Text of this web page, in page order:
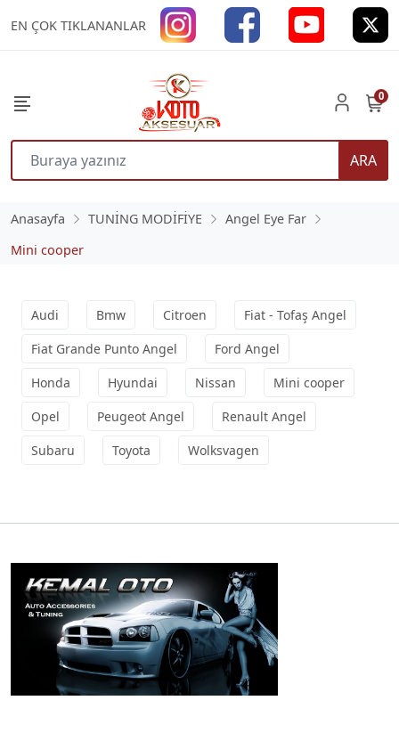
EN ÇOK TIKLANANLAR
ARA
0
Anasayfa TUNİNG MODİFİYE
Angel Eye Far
Mini cooper
Audi Bmw Citroen
Fiat - Tofaş Angel
Fiat Grande Punto Angel
Ford Angel
Honda
Hyundai Nissan
Mini cooper
Opel
Peugeot Angel
Renault Angel
Subaru
Toyota Wolksvagen